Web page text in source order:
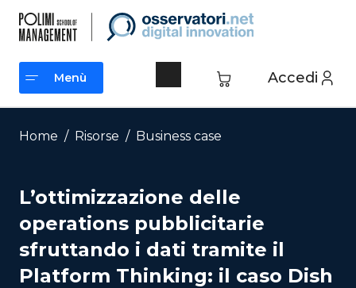
contenuto
Accedi
Menù
Menù
Home / Risorse / Business case
L’ottimizzazione delle
operations pubblicitarie
sfruttando i dati tramite il
Platform Thinking: il caso Dish